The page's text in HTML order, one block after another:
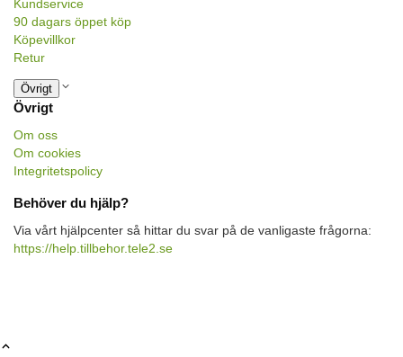
Kundservice
90 dagars öppet köp
Köpevillkor
Retur
Övrigt
Övrigt
Om oss
Om cookies
Integritetspolicy
Behöver du hjälp?
Via vårt hjälpcenter så hittar du svar på de vanligaste frågorna:
https://help.tillbehor.tele2.se